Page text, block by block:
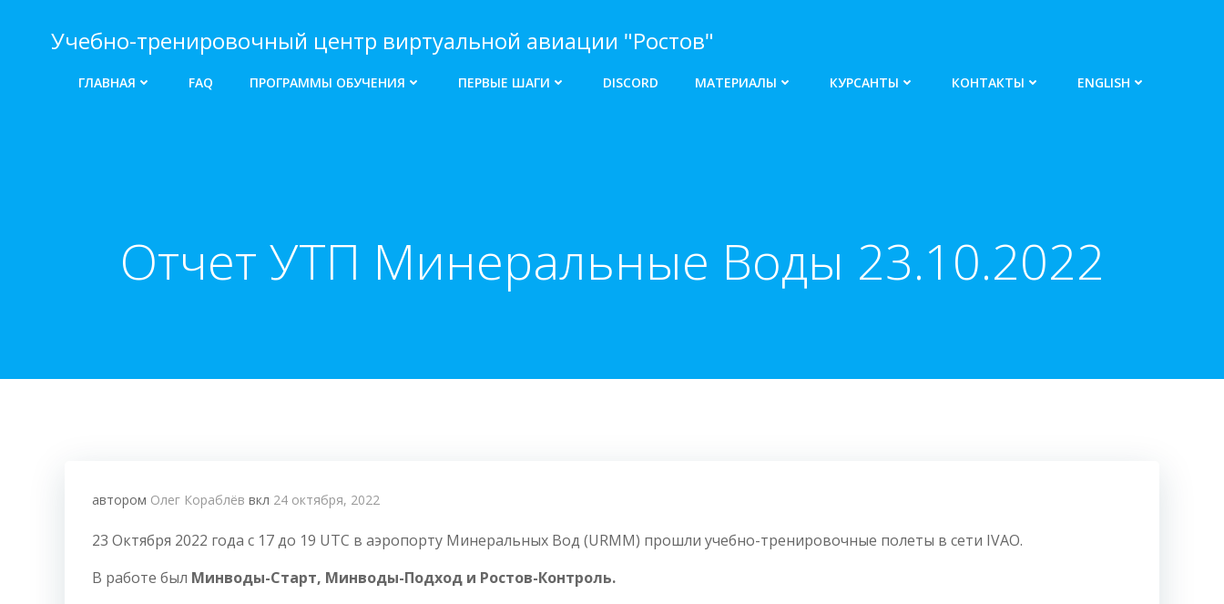
содержимомуУчебно-тренировочный центр виртуальной авиации "Ростов"
ГЛАВНАЯ FAQ ПРОГРАММЫ ОБУЧЕНИЯ ПЕРВЫЕ ШАГИ DISCORD МАТЕРИАЛЫ КУРСАНТЫ КОНТАКТЫ ENGLISH
Отчет УТП Минеральные Воды 23.10.2022
автором Олег Кораблёв вкл 24 октября, 2022
23 Октября 2022 года с 17 до 19 UTC в аэропорту Минеральных Вод (URMM) прошли учебно-тренировочные полеты в сети IVAO.
В работе был Минводы-Старт, Минводы-Подход и Ростов-Контроль.